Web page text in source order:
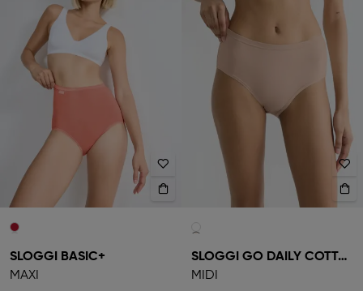
SLOGGI BASIC+
MAXI
SLOGGI GO DAILY COTTON
MIDI